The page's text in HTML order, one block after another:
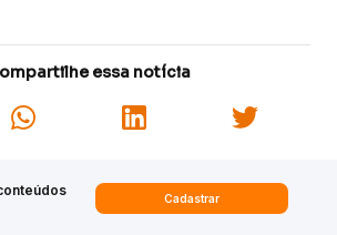
essa notícia
Cadastrar